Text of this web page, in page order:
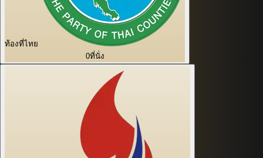
ท้องที่ไทย
0ที่นั่ง